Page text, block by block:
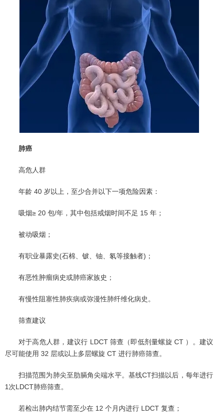
肺癌
高危人群
年龄 40 岁以上，至少合并以下一项危险因素：
吸烟≥ 20 包/年，其中包括戒烟时间不足 15 年；
被动吸烟；
有职业暴露史(石棉、铍、铀、氡等接触者)；
有恶性肿瘤病史或肺癌家族史；
有慢性阻塞性肺疾病或弥漫性肺纤维化病史。
筛查建议
对于高危人群，建议行 LDCT 筛查（即低剂量螺旋 CT ）。建议
尽可能使用 32 层或以上多层螺旋 CT 进行肺癌筛查。
扫描范围为肺尖至肋膈角尖端水平。基线CT扫描以后，每年进行
1次LDCT肺癌筛查。
若检出肺内结节需至少在 12 个月内进行 LDCT 复查；